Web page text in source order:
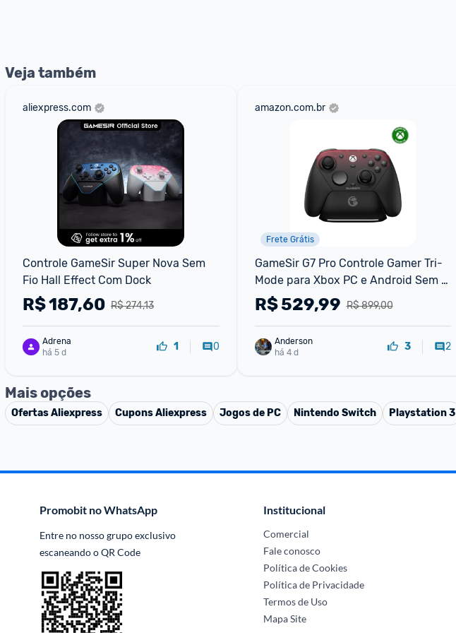
Veja também
aliexpress.com
Controle GameSir Super Nova Sem
Fio Hall Effect Com Dock
R$ 274,13
R$187,60
Adrena
há 5 d
1 0
amazon.com.br
Frete Grátis
GameSir G7 Pro Controle Gamer Tri-
Mode para Xbox PC e Android Sem
Fio 2.4GBluetooth e Com Fio Joystick
Hall Effect + T
R$ 899,00
R$529,99
Anderson
há 4 d
3 2
Mais opções
OfertasAliexpress CuponsAliexpress Jogos de PC Nintendo Switch Playstation 3
Promobit no WhatsApp
Entre no nosso grupo exclusivo
escaneando o QR Code
Institucional
Comercial
Fale conosco
Política de Cookies
Política de Privacidade
Termos de Uso
Mapa Site